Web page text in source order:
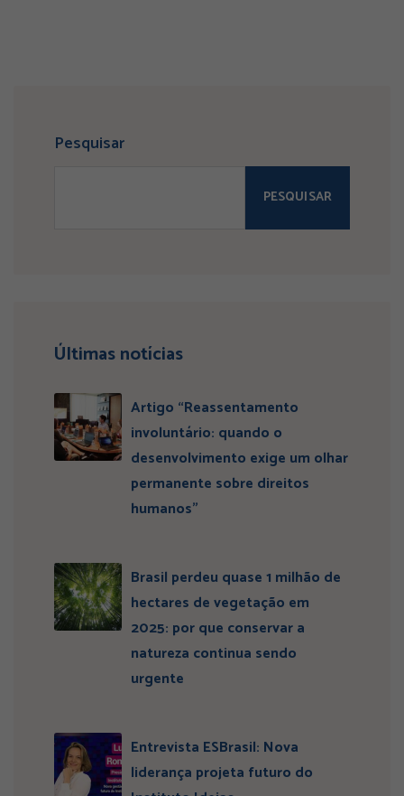
Pesquisar
PESQUISAR
Últimas notícias
Artigo “Reassentamento
involuntário: quando o
desenvolvimento exige um olhar
permanente sobre direitos
humanos”
Brasil perdeu quase 1 milhão de
hectares de vegetação em
2025: por que conservar a
natureza continua sendo
urgente
Entrevista ESBrasil: Nova
liderança projeta futuro do